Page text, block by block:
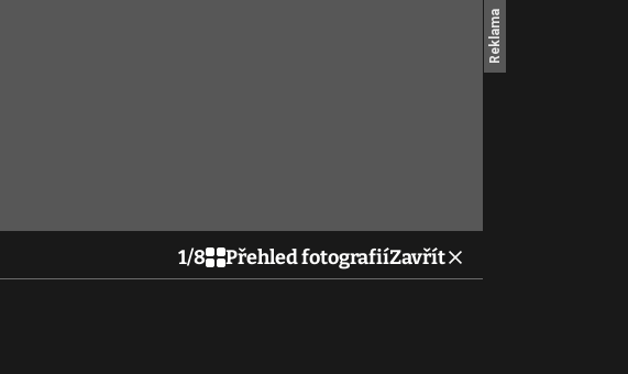
1/8 Přehled fotografiíZavřít